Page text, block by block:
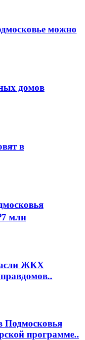
можно
домов
в
млн
ЖКХ
Подмосковья
программе..